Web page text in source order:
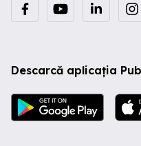
Descarcă aplicația